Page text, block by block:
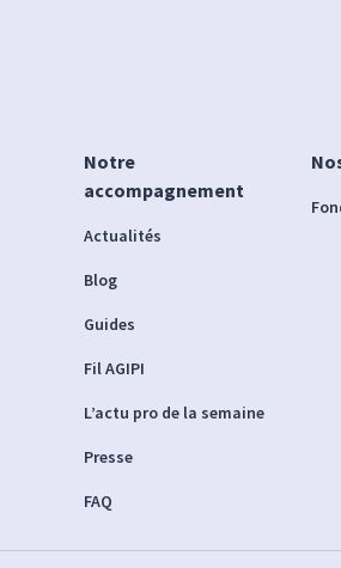
Notre
accompagnement
Actualités
Blog
Guides
Fil AGIPI
L’actu pro de la semaine
Presse
FAQ